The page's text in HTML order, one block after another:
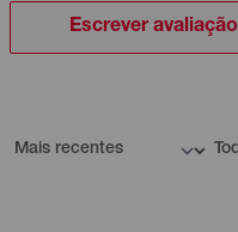
Escrever avaliação